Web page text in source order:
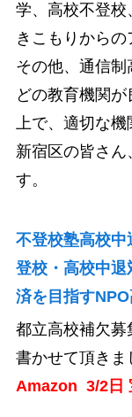
学、高校不登校
きこもりからの
その他、通信
どの教育機関
上で、適切な機
新宿区の皆さん
す。
不登校塾高校
登校・高校中退
済を目指す
都立高校補欠募
書かせて頂きま
Amazon 3/2日